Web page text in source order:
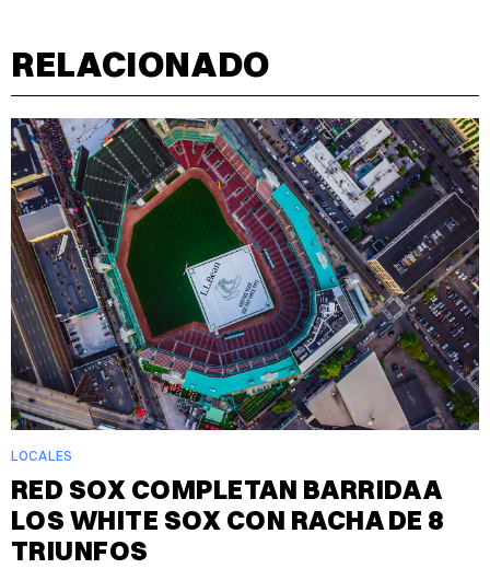
RELACIONADO
LOCALES
RED SOX COMPLETAN BARRIDA A
LOS WHITE SOX CON RACHA DE 8
TRIUNFOS